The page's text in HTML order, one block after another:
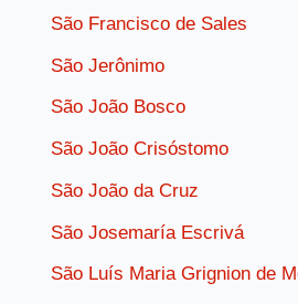
São Francisco de Sales
São Jerônimo
São João Bosco
São João Crisóstomo
São João da Cruz
São Josemaría Escrivá
São Luís Maria Grignion de